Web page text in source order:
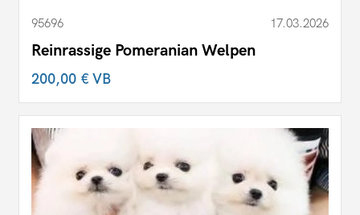
95696 17.03.2026
Reinrassige Pomeranian Welpen
200,00 €VB